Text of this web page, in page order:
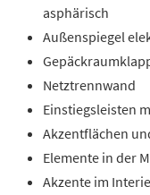
asphärisch
Außenspiegel
Netztrennwand
Einstiegsleisten
Akzentflächen
Elemente in der
Akzente im